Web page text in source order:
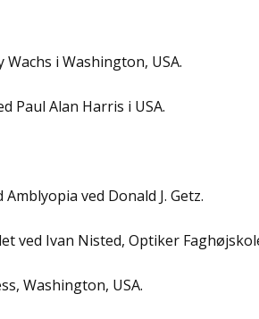
i Washington, USA.
Paul Alan Harris i USA.
ved Donald J. Getz.
ved Ivan Nisted, Optiker
Washington, USA.